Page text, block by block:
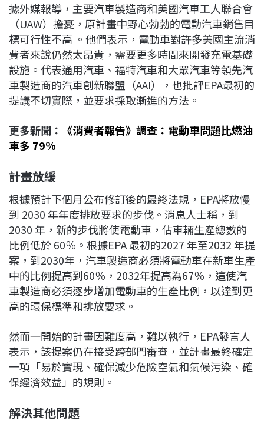
據外媒報導，主要汽車製造商和美國汽車工人聯合會
（UAW）擔憂，原計畫中野心勃勃的電動汽車銷售目
標可行性不高 。他們表示，電動車對許多美國主流消
費者來說仍然太昂貴，需要更多時間來開發充電基礎
設施。代表通用汽車、福特汽車和大眾汽車等領先汽
車製造商的汽車創新聯盟（AAI），也批評EPA最初的
提議不切實際，並要求採取漸進的方法。
更多新聞：
《消費者報告》調查：電動車問題比燃油
車多 79％
計畫放緩
根據預計下個月公布修訂後的最終法規，EPA將放慢
到 2030 年年度排放要求的步伐。消息人士稱，到
2030 年，新的步伐將使電動車，佔車輛生產總數的
比例低於 60％。根據EPA 最初的2027 年至2032 年提
案，到2030年，汽車製造商必須將電動車在新車生產
中的比例提高到60％，2032年提高為67％，這使汽
車製造商必須逐步增加電動車的生產比例，以達到更
高的環保標準和排放要求。
然而一開始的計畫因難度高，難以執行，EPA發言人
表示，該提案仍在接受跨部門審查，並計畫最終確定
一項「易於實現、確保減少危險空氣和氣候污染、確
保經濟效益」的規則。
解決其他問題